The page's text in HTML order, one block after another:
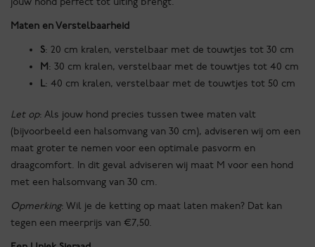
Maten en Verstelbaarheid
S: 20 cm kralen, verstelbaar met de touwtjes tot 30 cm
M: 30 cm kralen, verstelbaar met de touwtjes tot 40 cm
L: 40 cm kralen, verstelbaar met de touwtjes tot 50 cm
Let op: Als jouw hond precies tussen twee maten valt
(bijvoorbeeld een halsomvang van 30 cm), adviseren wij om een
maat groter te nemen voor een optimale pasvorm en
draagcomfort. In dit geval adviseren wij maat M voor een hond
met een halsomvang van 30 cm.
Opmerking: Wil je de ketting op maat laten maken? Dat kan
tegen een meerprijs van €7,50.